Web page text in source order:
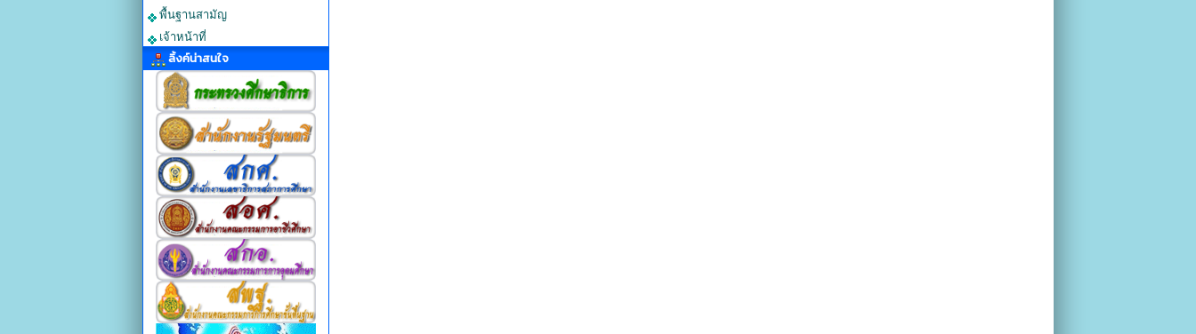
พื้นฐานสามัญ
เจ้าหน้าที่
ลิ้งค์น่าสนใจ